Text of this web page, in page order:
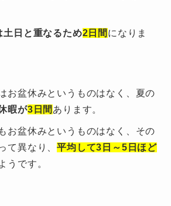
土日と重なるため2日間 になりま
お盆休みというものはなく、夏の
暇が3日間 あります。
お盆休みというものはなく、その
て異なり、平均して3日～5日ほど
うです。